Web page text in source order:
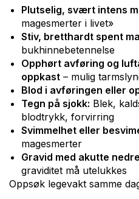
Plutselig, svært intens
magesmerter i livet»
Stiv, bretthardt spent
bukhinnebetennelse
Opphørt avføring og
oppkast – mulig
Blod i avføringen eller
Tegn på sjokk: Blek,
blodtrykk, forvirring
Svimmelhet eller
magesmerter
Gravid med akutte
graviditet må utelukkes
Oppsøk legevakt samme